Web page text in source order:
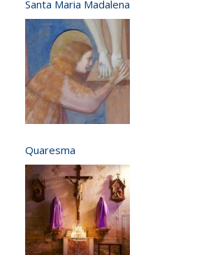
Santa Maria Madalena
Quaresma